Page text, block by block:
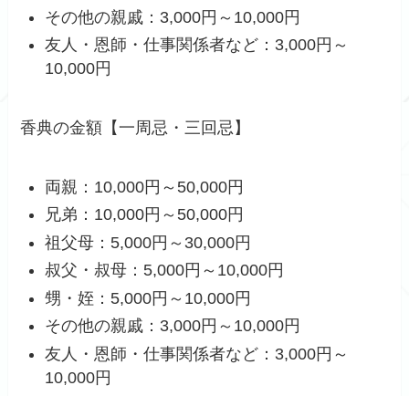
その他の親戚：3,000円～10,000円
友人・恩師・仕事関係者など：3,000円～
10,000円
香典の金額【一周忌・三回忌】
両親：10,000円～50,000円
兄弟：10,000円～50,000円
祖父母：5,000円～30,000円
叔父・叔母：5,000円～10,000円
甥・姪：5,000円～10,000円
その他の親戚：3,000円～10,000円
友人・恩師・仕事関係者など：3,000円～
10,000円